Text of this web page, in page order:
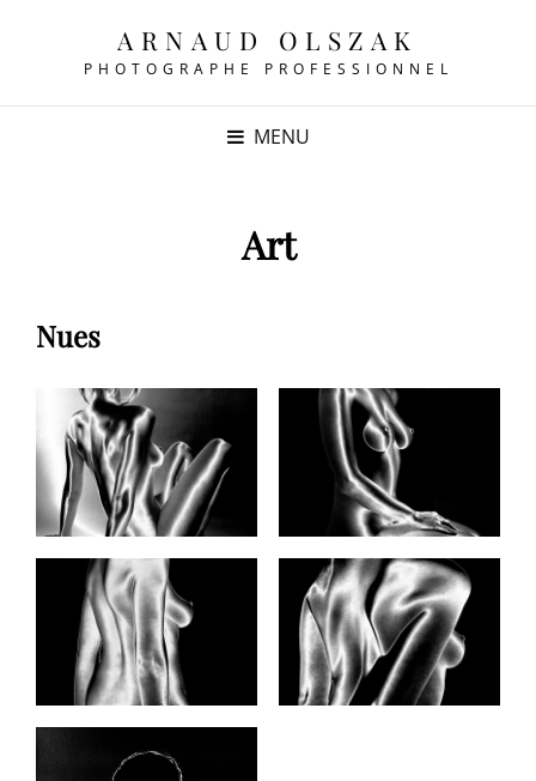
ARNAUD OLSZAK
PHOTOGRAPHE PROFESSIONNEL
MENU
Art
Nues